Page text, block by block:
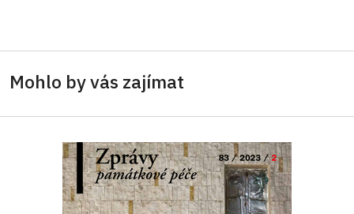
Mohlo by vás zajímat